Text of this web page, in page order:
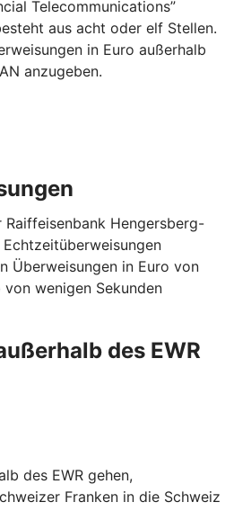
Telecommunications”
aus acht oder elf Stellen.
in Euro außerhalb
anzugeben.
Raiffeisenbank Hengersberg-
Überweisungen in Euro von
wenigen Sekunden
des EWR
des EWR gehen,
Franken in die Schweiz